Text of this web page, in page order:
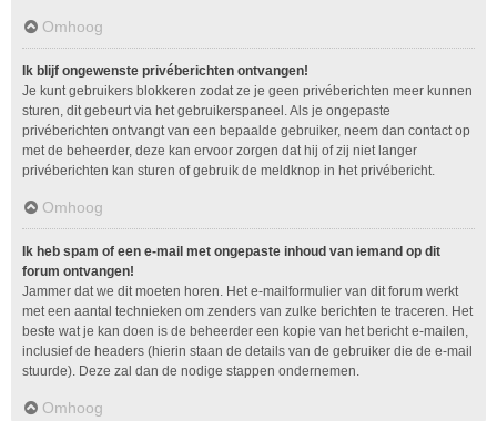
Omhoog
Ik blijf ongewenste privéberichten ontvangen!
Je kunt gebruikers blokkeren zodat ze je geen privéberichten meer kunnen
sturen, dit gebeurt via het gebruikerspaneel. Als je ongepaste
privéberichten ontvangt van een bepaalde gebruiker, neem dan contact op
met de beheerder, deze kan ervoor zorgen dat hij of zij niet langer
privéberichten kan sturen of gebruik de meldknop in het privébericht.
Omhoog
Ik heb spam of een e-mail met ongepaste inhoud van iemand op dit
forum ontvangen!
Jammer dat we dit moeten horen. Het e-mailformulier van dit forum werkt
met een aantal technieken om zenders van zulke berichten te traceren. Het
beste wat je kan doen is de beheerder een kopie van het bericht e-mailen,
inclusief de headers (hierin staan de details van de gebruiker die de e-mail
stuurde). Deze zal dan de nodige stappen ondernemen.
Omhoog